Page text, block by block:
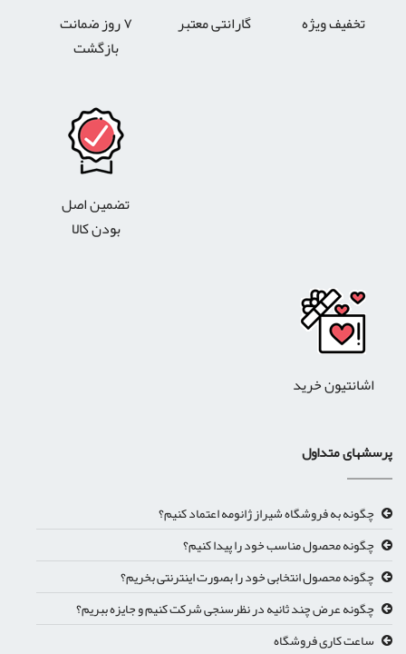
تخفیف ویژه گارانتی معتبر
۷ روز ضمانت
بازگشت
تضمین اصل
بودن کالا
اشانتیون خرید
پرسشهای متداول
چگونه به فروشگاه شیراز ژانومه اعتماد کنیم؟
چگونه محصول مناسب خود را پیدا کنیم؟
چگونه محصول انتخابی خود را بصورت اینترنتی بخریم؟
چگونه عرض چند ثانیه در نظرسنجی شرکت کنیم و جایزه ببریم؟
ساعت کاری فروشگاه